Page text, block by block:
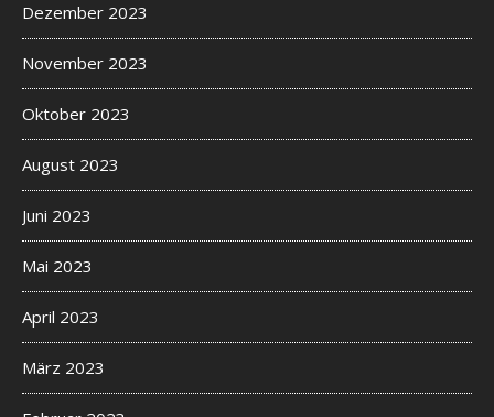
Dezember 2023
November 2023
Oktober 2023
August 2023
Juni 2023
Mai 2023
April 2023
März 2023